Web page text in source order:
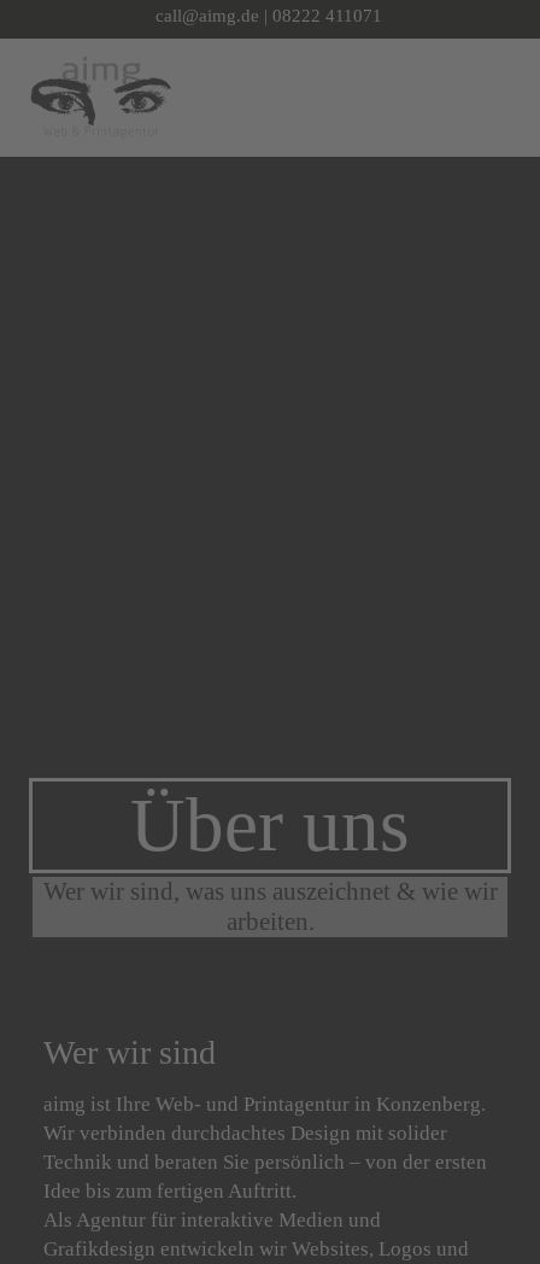
Direkt zum Seiteninhaltcall@aimg.de | 08222 411071
Menü überspringen
Über uns
Wer wir sind, was uns auszeichnet & wie wir
arbeiten.
Wer wir sind
aimg ist Ihre Web- und Printagentur in Konzenberg.
Wir verbinden durchdachtes Design mit solider
Technik und beraten Sie persönlich – von der ersten
Idee bis zum fertigen Auftritt.
Als Agentur für interaktive Medien und
Grafikdesign entwickeln wir Websites, Logos und